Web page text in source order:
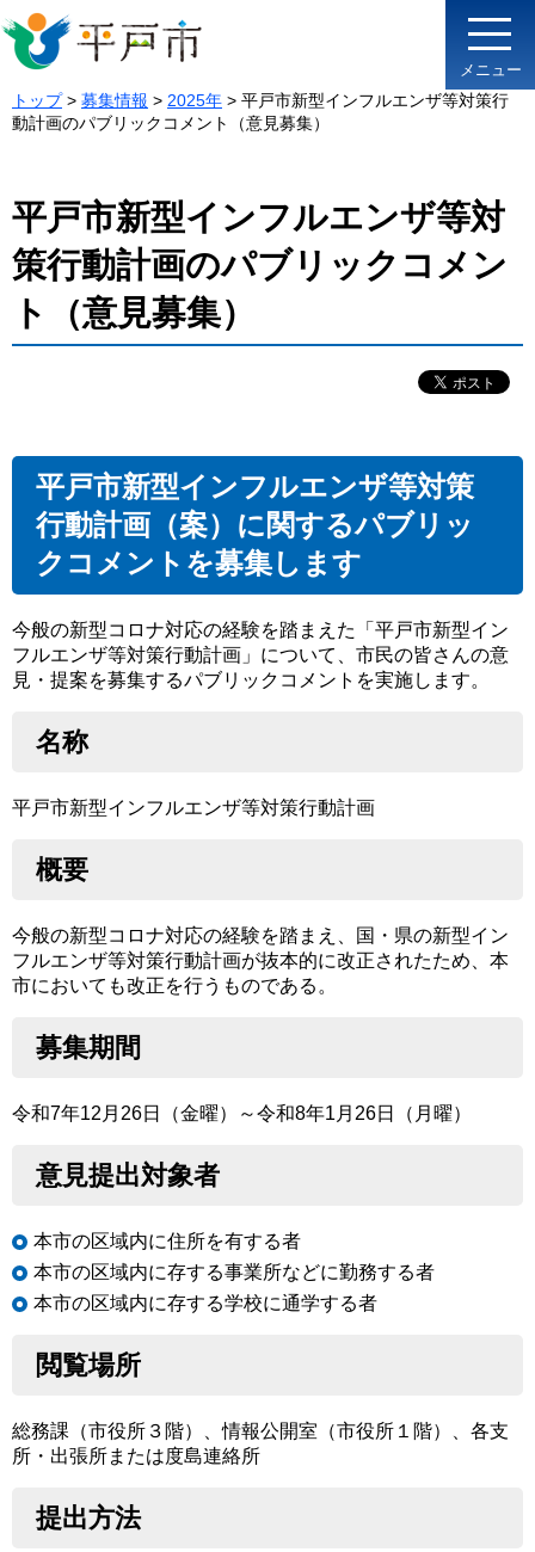
メニュー
トップ> 募集情報 > 2025年 > 平戸市新型インフルエンザ等対策行
動計画のパブリックコメント（意見募集）
平戸市新型インフルエンザ等対
策行動計画のパブリックコメン
ト（意見募集）
平戸市新型インフルエンザ等対策
行動計画（案）に関するパブリッ
クコメントを募集します
今般の新型コロナ対応の経験を踏まえた「平戸市新型イン
フルエンザ等対策行動計画」について、市民の皆さんの意
見・提案を募集するパブリックコメントを実施します。
名称
平戸市新型インフルエンザ等対策行動計画
概要
今般の新型コロナ対応の経験を踏まえ、国・県の新型イン
フルエンザ等対策行動計画が抜本的に改正されたため、本
市においても改正を行うものである。
募集期間
令和7年12月26日（金曜）～令和8年1月26日（月曜）
意見提出対象者
本市の区域内に住所を有する者
本市の区域内に存する事業所などに勤務する者
本市の区域内に存する学校に通学する者
閲覧場所
総務課（市役所３階）、情報公開室（市役所１階）、各支
所・出張所または度島連絡所
提出方法